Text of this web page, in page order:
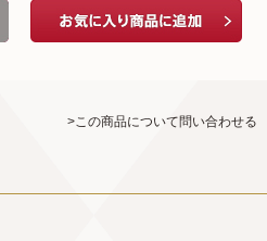
>この商品について問い合わせる